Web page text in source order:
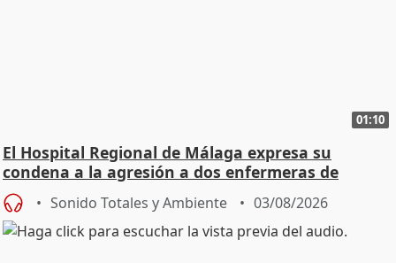
01:10
El Hospital Regional de Málaga expresa su
condena a la agresión a dos enfermeras de
Urgencias
Sonido Totales y Ambiente 03/08/2026